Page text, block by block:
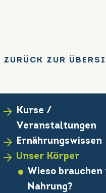
ZURÜCK ZUR
Kurse /
Veranstaltungen
Ernährungswissen
Unser Körper
Wieso brauchen
Nahrung?